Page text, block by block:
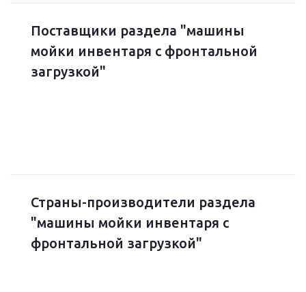
Поставщики раздела "машины
мойки инвентаря с фронтальной
загрузкой"
Страны-производители раздела
"машины мойки инвентаря с
фронтальной загрузкой"